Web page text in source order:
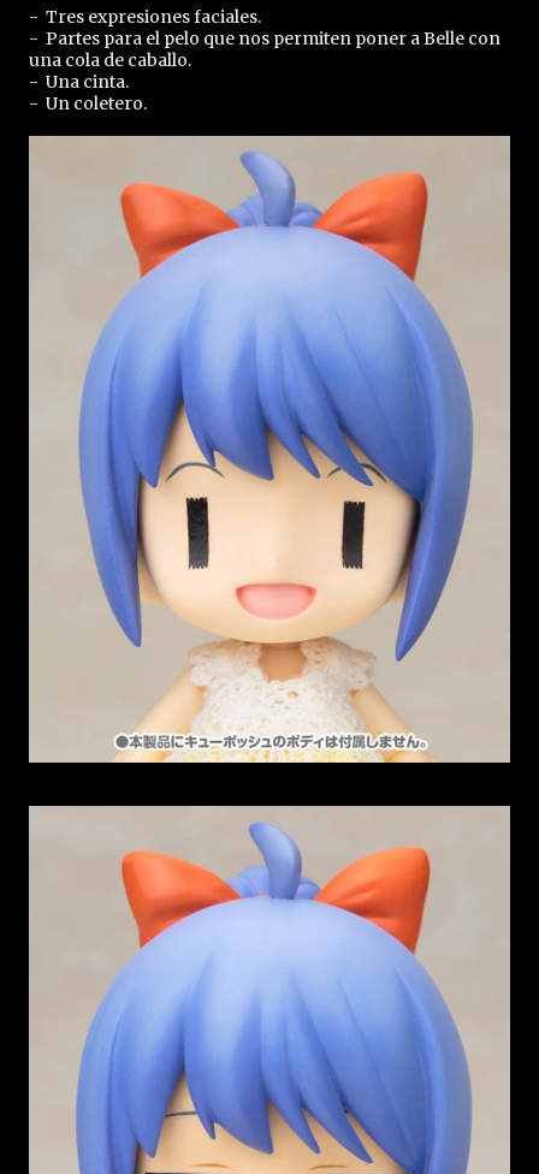
- Tres expresiones faciales.
- Partes para el pelo que nos permiten poner a Belle con
una cola de caballo.
- Una cinta.
- Un coletero.